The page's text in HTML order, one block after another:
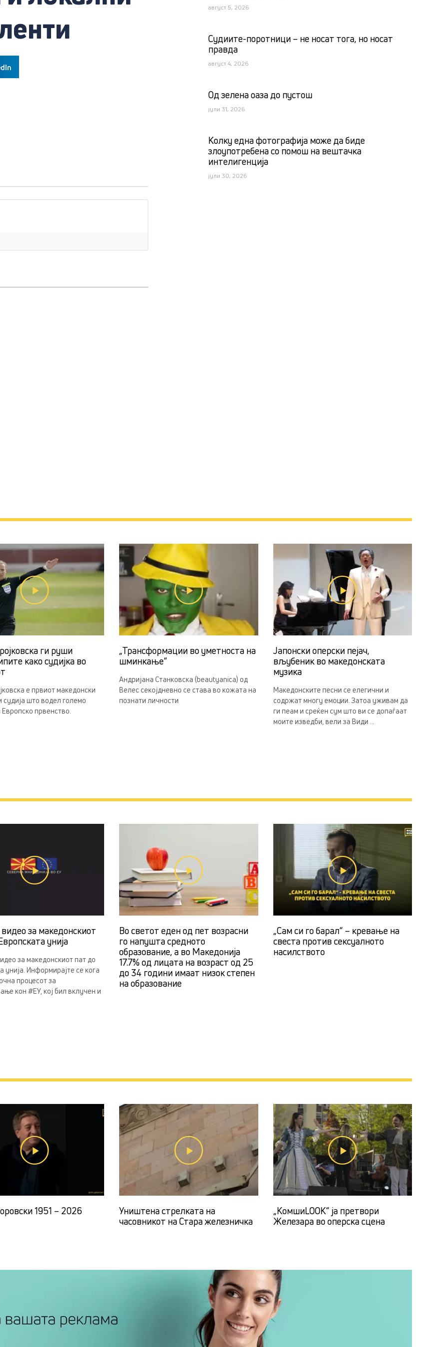
август 5, 2026
Судиите-поротници – не носат тога, но носат
правда
август 4, 2026
Од зелена оаза до пустош
јули 31, 2026
Kолку една фотографија може да биде
злоупотребена со помош на вештачка
интелигенција
јули 30, 2026
ги руши
како судијка во
е првиот македонски
што водел големо
првенство.
„Трансформации во уметноста на
шминкање“
Андријана Станковска (beautyanica) од
Велес секојдневно се става во кожата на
познати личности
Јапонски оперски пејач,
вљубеник во македонската
музика
Македонските песни се елегични и
содржат многу емоции. Затоа уживам да
ги пеам и среќен сум што ви се допаѓаат
моите изведби, вели за Види ...
видео за македонскиот
унија
за македонскиот пат до
унија. Информирајте се кога
процесот за
кон #ЕУ, кој бил вклучен и
Во светот еден од пет возрасни
го напушта средното
образование, а во Македонија
17.7% од лицата на возраст од 25
до 34 години имаат низок степен
на образование
„Сам си го барал“ – кревање на
свеста против сексуалното
насилството
1951 – 2026
Уништена стрелката на
часовникот на Стара железничка
„КомшиLOOK“ ја претвори
Железара во оперска сцена